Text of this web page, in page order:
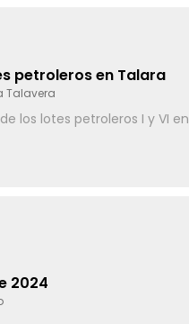
petroleros en Talara
Talavera
los lotes petroleros I y VI en
2024